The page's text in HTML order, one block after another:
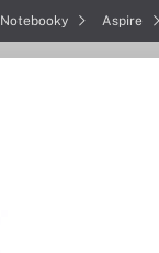
Notebooky Aspire